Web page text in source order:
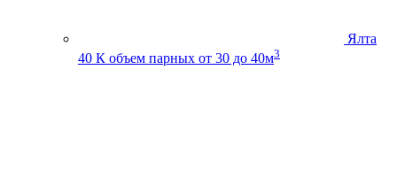
Ялта
40 К объем парных от 30 до 40м3